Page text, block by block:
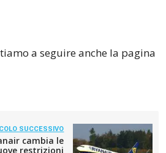
a seguire anche la pagina
SUCCESSIVO
cambia le
restrizioni